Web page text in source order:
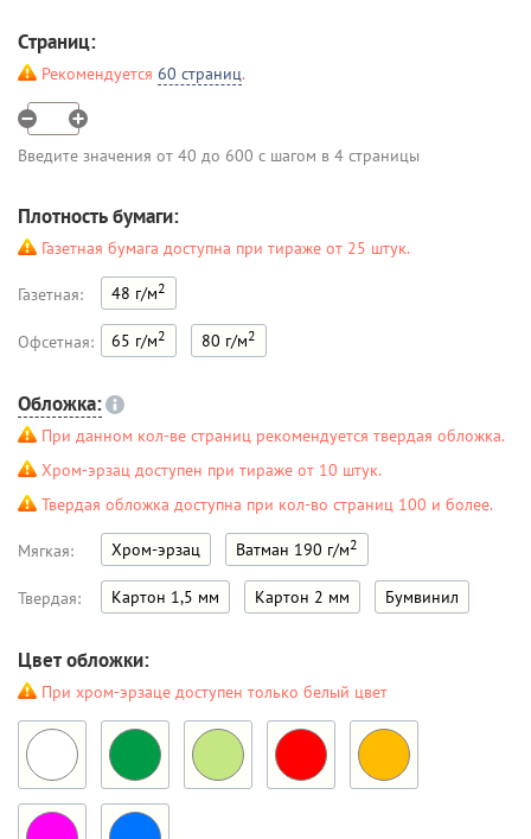
Страниц:
Рекомендуется 60 страниц.
Введите значения от 40 до 600 с шагом в 4 страницы
Плотность бумаги:
Газетная бумага доступна при тираже от 25 штук.
Газетная: 48 г/м2
Офсетная: 65 г/м2 80 г/м2
Обложка:
При данном кол-ве страниц рекомендуется твердая обложка.
Хром-эрзац доступен при тираже от 10 штук.
Твердая обложка доступна при кол-во страниц 100 и более.
Мягкая: Хром-эрзац Ватман 190 г/м2
Твердая: Картон 1,5 мм Картон 2 мм Бумвинил
Цвет обложки:
При хром-эрзаце доступен только белый цвет